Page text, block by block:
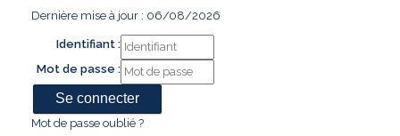
Dernière mise à jour : 06/08/2026
Identifiant :
Mot de passe :
Mot de passe oublié ?